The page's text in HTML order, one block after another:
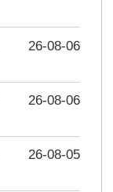
26-08-06
26-08-06
26-08-05